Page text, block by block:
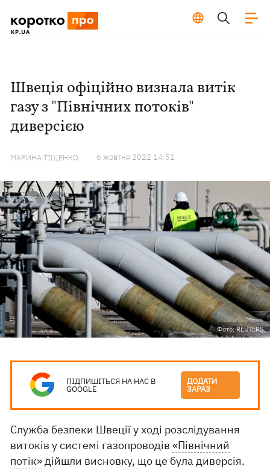
Швеція офіційно визнала витік
газу з "Північних потоків"
диверсією
МАРИНА ТІЩЕНКО 6 жовтня 2022 14:51
Фото: REUTERS
ПІДПИШІТЬСЯ НА НАС В
GOOGLE
ДОДАТИ
ЗАРАЗ
Служба безпеки Швеції у ході розслідування
витоків у системі газопроводів«Північний
потік»дійшли висновку, що це була диверсія.